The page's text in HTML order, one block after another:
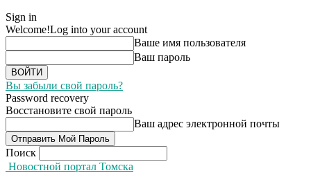
Sign in
Welcome!Log into your account
Ваше имя пользователя
Ваш пароль
Вы забыли свой пароль?
Password recovery
Восстановите свой пароль
Ваш адрес электронной почты
Поиск
Новостной портал Томска